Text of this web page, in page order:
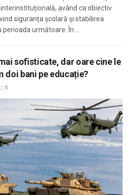
având ca obiectiv
siguranța școlară și stabilirea
următoare. În ...
sofisticate, dar oare cine le
doi bani pe educație?
0